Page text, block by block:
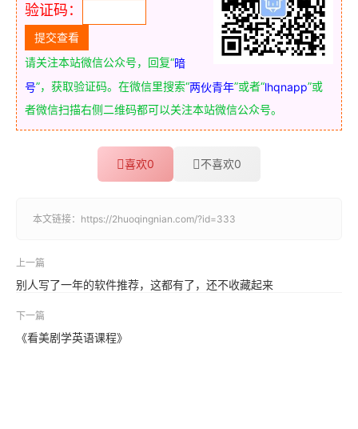
验证码：
请关注本站微信公众号，回复“暗
号”，获取验证码。在微信里搜索“两伙青年”或者“lhqnapp”或
者微信扫描右侧二维码都可以关注本站微信公众号。
喜欢0 不喜欢0
本文链接： https://2huoqingnian.com/?id=333
上一篇
别人写了一年的软件推荐，这都有了，还不收藏起来
下一篇
《看美剧学英语课程》